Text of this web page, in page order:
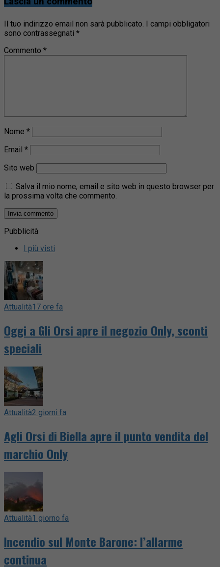
Il tuo indirizzo email non sarà pubblicato.
I campi obbligatori
sono contrassegnati *
Commento *
Nome *
Email *
Sito web
Salva il mio nome, email e sito web in questo browser per
la prossima volta che commento.
Pubblicità
I più visti
Attualità17 ore fa
Oggi a Gli Orsi apre il negozio Only, sconti
speciali
Attualità2 giorni fa
Agli Orsi di Biella apre il punto vendita del
marchio Only
Attualità1 giorno fa
Incendio sul Monte Barone: l’allarme
continua